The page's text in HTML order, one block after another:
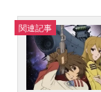
関連記事